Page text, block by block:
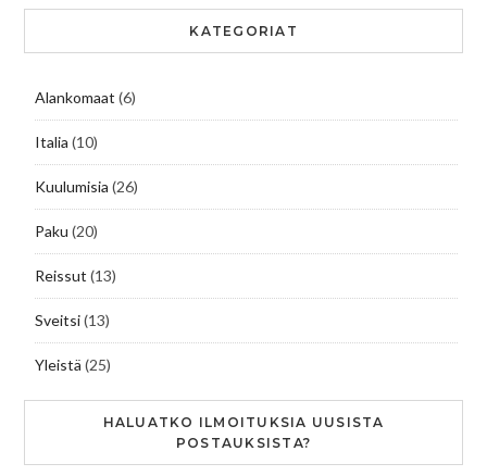
KATEGORIAT
Alankomaat (6)
Italia (10)
Kuulumisia (26)
Paku (20)
Reissut (13)
Sveitsi(13)
Yleistä (25)
HALUATKO ILMOITUKSIA UUSISTA
POSTAUKSISTA?